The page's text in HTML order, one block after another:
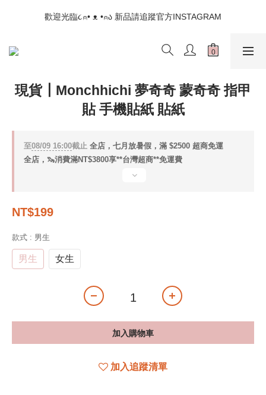
📣如果遇到結帳沒有反應，請另開瀏覽器 (不要直接從ig連結網站
下單)
歡迎光臨૮⍝• ᴥ •⍝ა 新品請追蹤官方INSTAGRAM
📣如果遇到結帳沒有反應，請另開瀏覽器 (不要直接從ig連結網站
現貨┃Monchhichi 夢奇奇 蒙奇奇 指甲
貼 手機貼紙 貼紙
至08/09 16:00截止 全店，七月放暑假，滿 $2500 超商免運
全店，🦦消費滿NT$3800享**台灣超商**免運費
NT$199
款式 : 男生
男生 女生
加入購物車
加入追蹤清單